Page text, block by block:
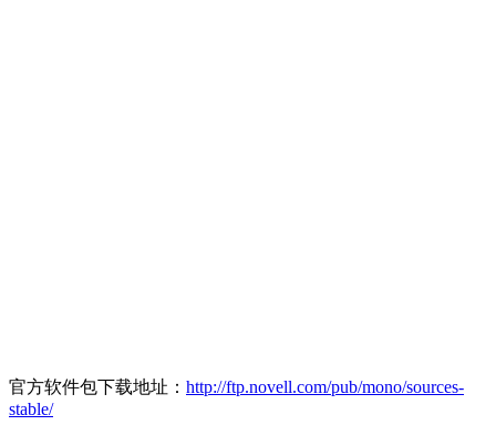
官方软件包下载地址： http://ftp.novell.com/pub/mono/sources-
stable/